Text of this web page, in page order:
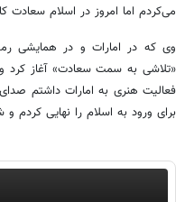
می‌کردم اما امروز در اسلام سعادت
وی که در امارات و در همایشی
فعالیت هنری به امارات داشتم
برای ورود به اسلام را نهایی کردم و